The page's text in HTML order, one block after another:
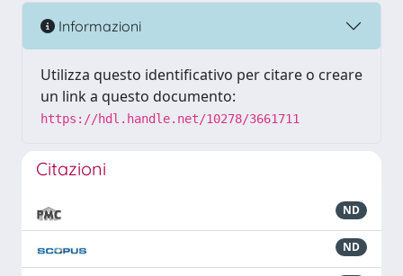
Informazioni
Utilizza questo identificativo per citare o creare
un link a questo documento:
https://hdl.handle.net/10278/3661711
Citazioni
ND
ND